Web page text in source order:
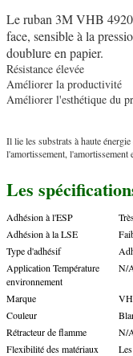
Le ruban 3M VHB
face, sensible à la
doublure en papier.
Résistance élevée
Améliorer la productivité
Améliorer l'esthétique du
Il lie les substrats à haute
l'amortissement, l'amortissement
Les
Adhésion à l'ESP
Adhésion à la LSE
Type d'adhésif
Application Température
environnement
N/
Marque
Couleur
Rétracteur de flamme
N/
Flexibilité des matériaux